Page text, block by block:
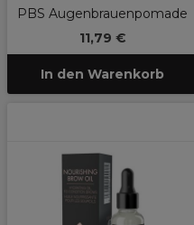
PBS Augenbrauenpomade
11,79 €
In den Warenkorb